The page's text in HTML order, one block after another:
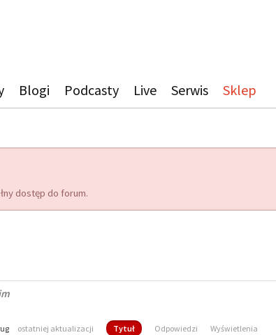
Blogi Podcasty Live Serwis Sklep
dostęp do forum.
ostatniej aktualizacji Tytuł Odpowiedzi Wyświetlenia